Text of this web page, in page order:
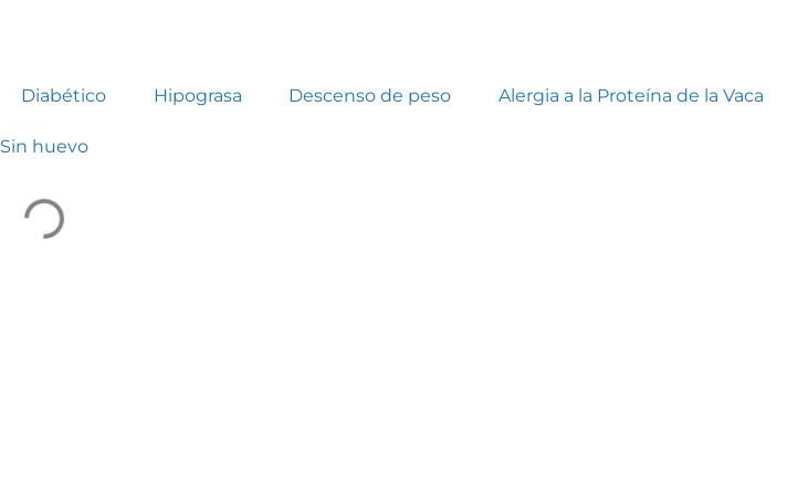
Diabético Hipograsa Descenso de peso Alergia a la Proteína de la Vaca
Sin huevo